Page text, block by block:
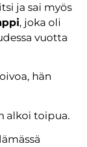
ja sai myös
, joka oli
vuotta
hän
alkoi toipua.